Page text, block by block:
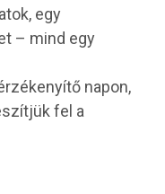
egy
– mind egy
napon,
fel a